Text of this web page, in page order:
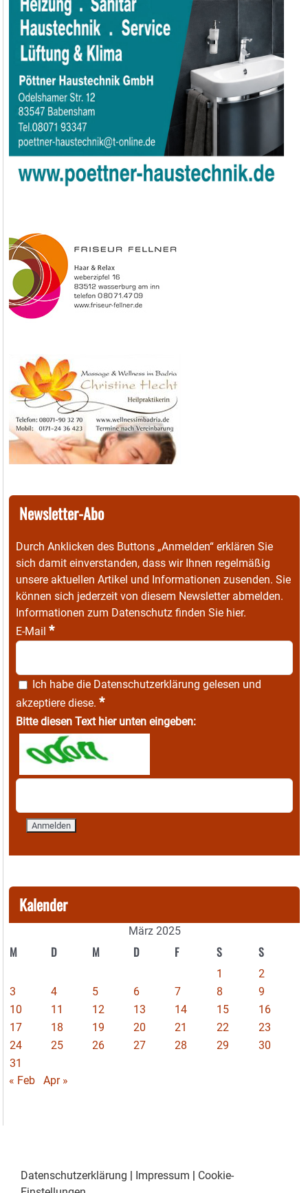
Newsletter-Abo
Durch Anklicken des Buttons „Anmelden“ erklären Sie
sich damit einverstanden, dass wir Ihnen regelmäßig
unsere aktuellen Artikel und Informationen zusenden. Sie
können sich jederzeit von diesem Newsletter abmelden.
Informationen zum Datenschutz finden Sie hier.
E-Mail *
Ich habe die Datenschutzerklärung gelesen und
akzeptiere diese. *
Bitte diesen Text hier unten eingeben:
Kalender
März 2025
M D M D F S S
1
2
3
4 5 6 7 8
9
10
11 12 13 14 15
16
17
18 19 20 21 22
23
24
25 26 27 28 29
30
31
« Feb
Apr »
Datenschutzerklärung | Impressum | Cookie-